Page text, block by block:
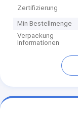
Zertifizierung
Min Bestellmenge
Verpackung
Informationen